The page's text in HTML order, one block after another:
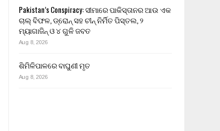
Pakistan’s Conspiracy: ସୀମାରେ ପାକିସ୍ତାନର ଆଉ ଏକ
ଚାଲ୍ ବିଫଳ, ଡ୍ରୋନ୍ ସହ ଚୀନ୍ ନିର୍ମିତ ପିସ୍ତଲ, ୨
ମ୍ୟାଗାଜିନ୍ ଓ ୪ ଗୁଳି ଜବତ
Aug 8, 2026
ଶିମିଳିପାଳରେ ବାଘୁଣୀ ମୃତ
Aug 8, 2026